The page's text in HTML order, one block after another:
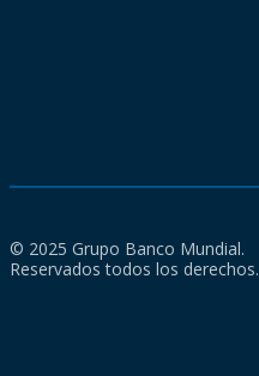
© 2025 Grupo Banco Mundial.
Reservados todos los derechos.